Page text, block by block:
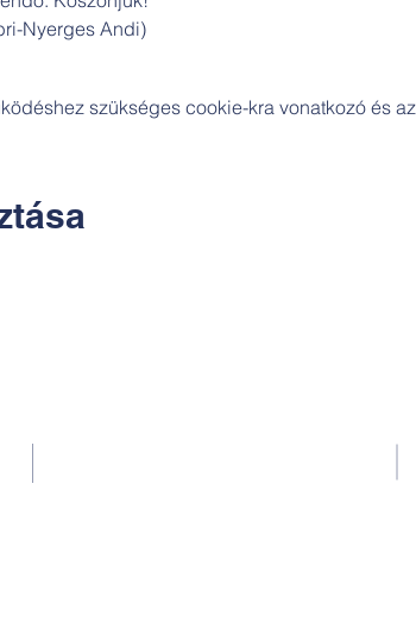
Nyerges Andi)
szükséges cookie-kra vonatkozó és